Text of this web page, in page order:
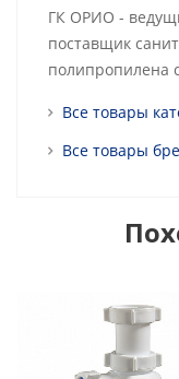
ГК ОРИО -
поставщик
полипропилена
Все товары
Все товары